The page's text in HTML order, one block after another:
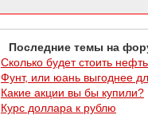
Последние темы на
Сколько будет стоить
Фунт, или юань выгоднее
Какие акции вы бы купили?
Курс доллара к рублю